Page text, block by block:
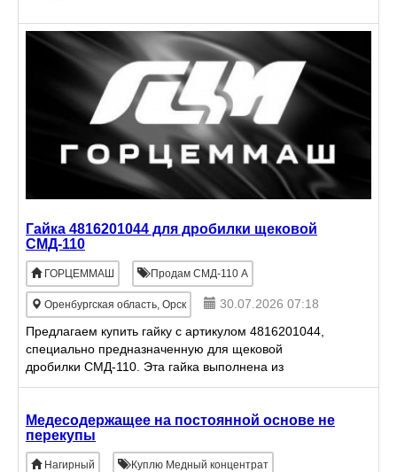
Гайка 4816201044 для дробилки щековой
СМД-110
ГОРЦЕММАШ Продам СМД-110 А
Оренбургская область, Орск
30.07.2026 07:18
Предлагаем купить гайку с артикулом 4816201044,
специально предназначенную для щековой
дробилки СМД-110. Эта гайка выполнена из
прочного и износостойкого материала, что
Медесодержащее на постоянной основе не
перекупы
Нагирный Куплю Медный концентрат